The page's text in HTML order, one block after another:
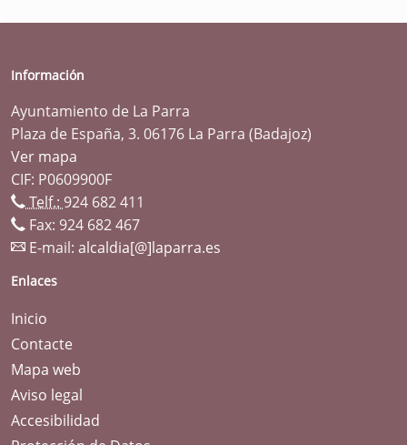
Información
Ayuntamiento de La Parra
Plaza de España, 3. 06176 La Parra (Badajoz)
Ver mapa
CIF: P0609900F
Telf.: 924 682 411
Fax: 924 682 467
E-mail: alcaldia[@]laparra.es
Enlaces
Inicio
Contacte
Mapa web
Aviso legal
Accesibilidad